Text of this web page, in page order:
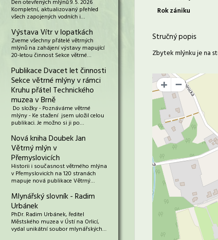
Den otevřených mlýnů 9. 5. 2026
Kompletní, aktualizovaný přehled
všech zapojených vodních i…
Výstava Vítr v lopatkách
Zveme všechny přátelé větrných
mlýnů na zahájení výstavy mapující
20-letou činnost Sekce větrné…
Publikace Dvacet let činnosti
Sekce větrné mlýny v rámci
Kruhu přátel Technického
muzea v Brně
Do složky - Poznáváme větrné
mlýny - Ke stažení jsem uložil celou
publikaci. Je možno si ji po…
Nová kniha Doubek Jan
Větrný mlýn v
Přemyslovicích
Historii i současnost větrného mlýna
v Přemyslovicích na 120 stranách
mapuje nová publikace Větrný…
Mlynářský slovník - Radim
Urbánek
PhDr. Radim Urbánek, ředitel
Městského muzea v Ústí na Orlicí,
vydal unikátní soubor mlynářských…
Rok zániku
Stručný popis
Zbytek mlýnku je na
+